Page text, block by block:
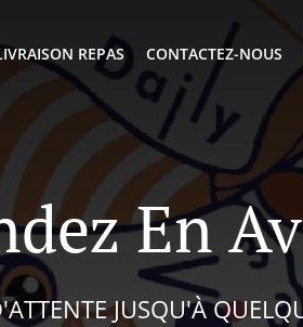
REPAS CONTACTEZ-NOUS
En
JUSQU'À